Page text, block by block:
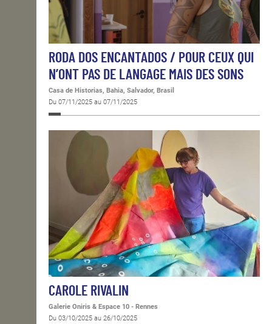
RODA DOS ENCANTADOS / POUR CEUX QUI
N’ONT PAS DE LANGAGE MAIS DES SONS
Casa de Historias, Bahia, Salvador, Brasil
Du 07/11/2025 au 07/11/2025
CAROLE RIVALIN
Galerie Oniris & Espace 10 - Rennes
Du 03/10/2025 au 26/10/2025